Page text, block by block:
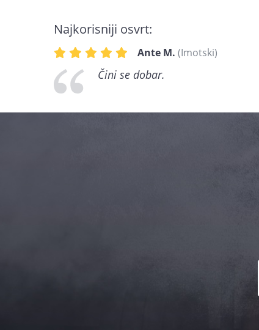
Najkorisniji osvrt:
Ante M. (Imotski)
Čini se dobar.